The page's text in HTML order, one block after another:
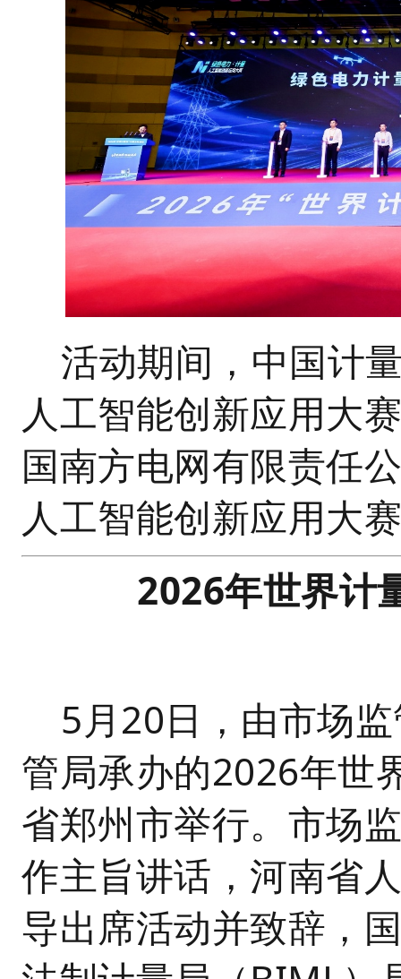
活动期间，中国计
人工智能创新应用大
国南方电网有限责任
人工智能创新应用大
2026年世界计
5月20日，由市场
管局承办的2026年世
省郑州市举行。市场
作主旨讲话，河南省
导出席活动并致辞，